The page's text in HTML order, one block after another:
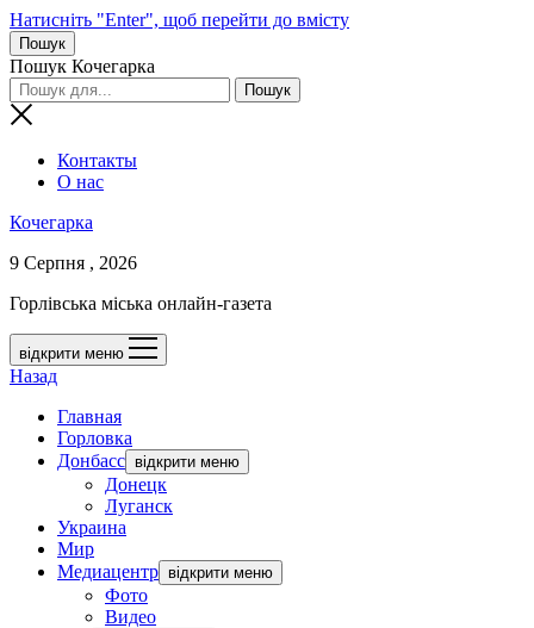
Натисніть "Enter", щоб перейти до вмісту
Пошук
Пошук Кочегарка
Контакты
О нас
Кочегарка
9 Серпня , 2026
Горлівська міська онлайн-газета
відкрити меню
Назад
Главная
Горловка
Донбасс відкрити меню
Донецк
Луганск
Украина
Мир
Медиацентр відкрити меню
Фото
Видео